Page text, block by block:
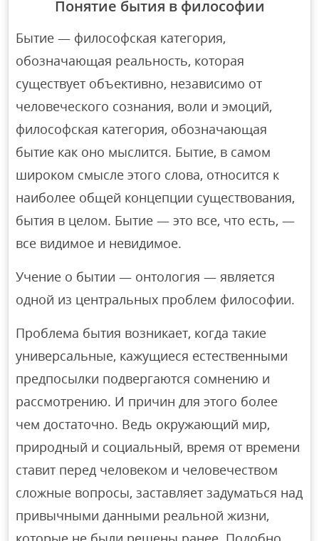
Понятие бытия в философии
Бытие — философская категория,
обозначающая реальность, которая
существует объективно, независимо от
человеческого сознания, воли и эмоций,
философская категория, обозначающая
бытие как оно мыслится. Бытие, в самом
широком смысле этого слова, относится к
наиболее общей концепции существования,
бытия в целом. Бытие — это все, что есть, —
все видимое и невидимое.
Учение о бытии — онтология — является
одной из центральных проблем философии.
Проблема бытия возникает, когда такие
универсальные, кажущиеся естественными
предпосылки подвергаются сомнению и
рассмотрению. И причин для этого более
чем достаточно. Ведь окружающий мир,
природный и социальный, время от времени
ставит перед человеком и человечеством
сложные вопросы, заставляет задуматься над
привычными данными реальной жизни,